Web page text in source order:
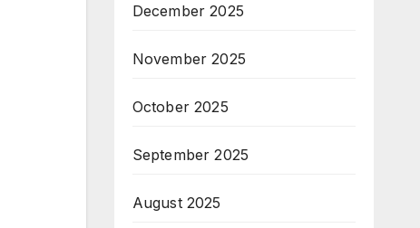
December 2025
November 2025
October 2025
September 2025
August 2025